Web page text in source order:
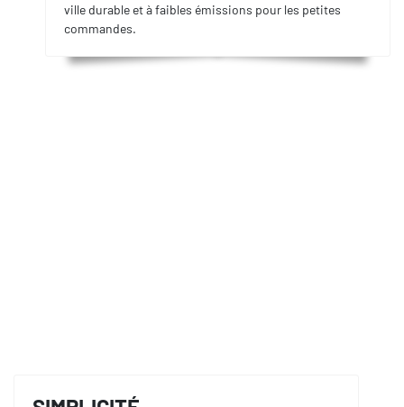
ville durable et à faibles émissions pour les petites
commandes.